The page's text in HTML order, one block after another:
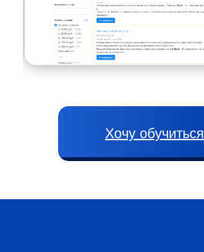
Хочу обучиться